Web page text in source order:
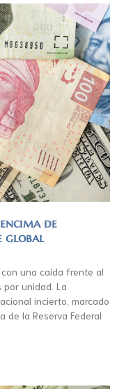
de
global
una caída frente al
por unidad. La
incierto, marcado
de la Reserva Federal